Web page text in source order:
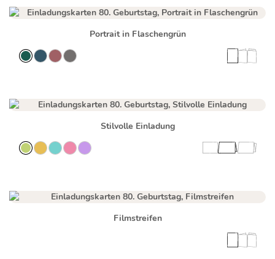
Portrait in Flaschengrün
Stilvolle Einladung
Filmstreifen